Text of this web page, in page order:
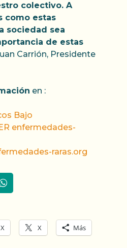
colectivo. A
como estas
sociedad sea
de estas
Carrión, Presidente
en :
Bajo
enfermedades-
raras.org
X X Más